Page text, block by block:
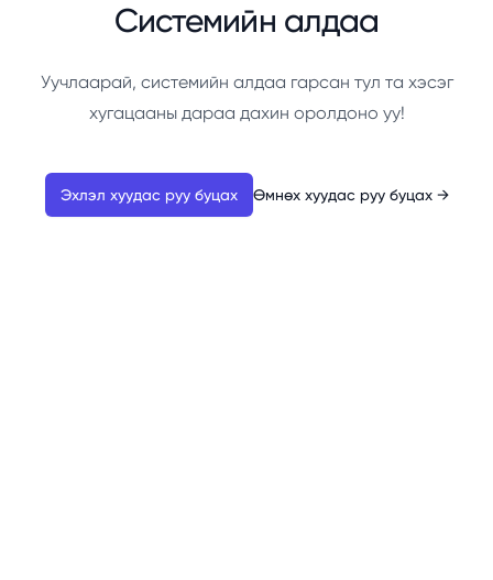
Системийн алдаа
Уучлаарай, системийн алдаа гарсан тул та хэсэг
хугацааны дараа дахин оролдоно уу!
Эхлэл хуудас руу буцах Өмнөх хуудас руу буцах →